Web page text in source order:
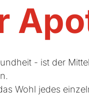
- ist der
Wohl jedes